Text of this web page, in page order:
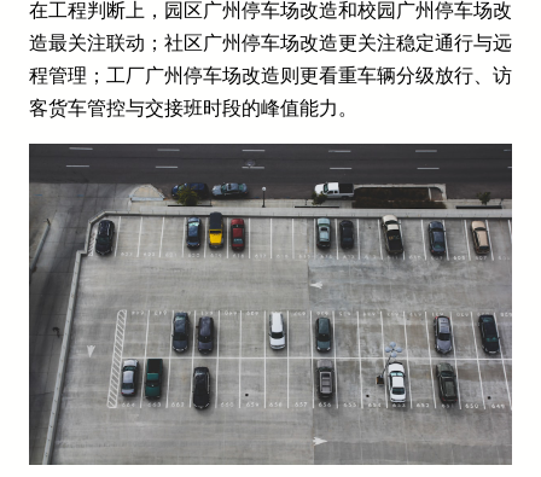
在工程判断上，园区广州停车场改造和校园广州停车场改
造最关注联动；社区广州停车场改造更关注稳定通行与远
程管理；工厂广州停车场改造则更看重车辆分级放行、访
客货车管控与交接班时段的峰值能力。